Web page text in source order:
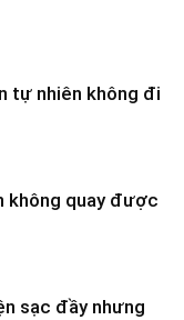
tự nhiên không đi
không quay được
sạc đầy nhưng